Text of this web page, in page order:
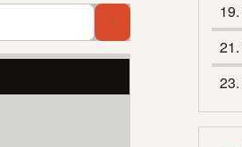
19.
21.
23.
Branche suchen